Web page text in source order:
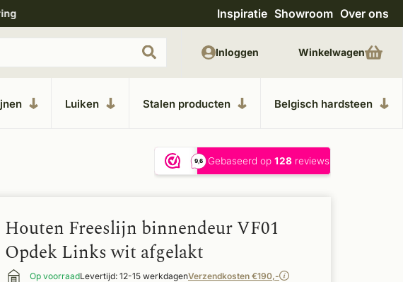
Unieke materialen in kempische bouwstijl
Inspiratie Showroom Over ons
Luiken Stalen producten Belgisch hardsteen
Inloggen Winkelwagen
Houten Freeslijn binnendeur VF01
Opdek Links wit afgelakt
Op voorraadLevertijd: 12-15 werkdagenVerzendkosten €190,-